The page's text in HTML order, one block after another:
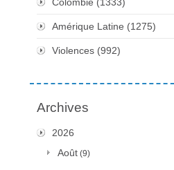
Amérique Latine (1275)
Violences (992)
Archives
2026
Août (9)